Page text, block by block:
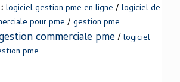
logiciel gestion pme en ligne /logiciel de
pour pme /gestion pme
commerciale pme/logiciel
pme